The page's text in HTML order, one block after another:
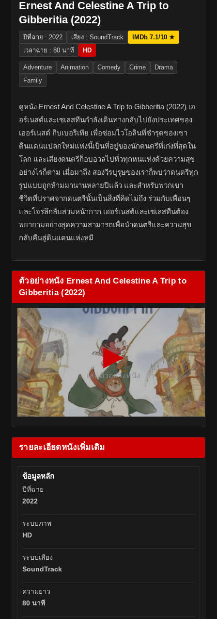
Ernest And Celestine A Trip to
Gibberitia (2022)
ปีที่ฉาย : 2022 เสียง : SoundTrack
IMDb 7.1/10 ★
เวลาฉาย : 80 นาที
HD
Adventure Animation Comedy Crime
Drama
Family
ดูหนัง Ernest And Celestine A Trip to Gibberitia (2022) เอ
อร์เนสต์และเซเลสทีนกำลังเดินทางกลับไปยังประเทศของ
เออร์เนสต์ กิบเบอริเทีย เพื่อซ่อมไวโอลินที่ชำรุดของเขา
ดินแดนแปลกใหม่แห่งนี้เป็นที่อยู่ของนักดนตรีที่เก่งที่สุดใน
โลก และเสียงดนตรีก็อบอวลไปทั่วทุกหนแห่งด้วยความสุข
อย่างไรก็ตาม เมื่อมาถึง สองวีรบุรุษของเราก็พบว่าดนตรีทุก
รูปแบบถูกห้ามมานานหลายปีแล้ว และสำหรับพวกเขา
ชีวิตที่ปราศจากดนตรีนั้นเป็นสิ่งที่คิดไม่ถึง ร่วมกับเพื่อนๆ
และโจรลึกลับสวมหน้ากาก เออร์เนสต์และเซเลสทีนต้อง
พยายามอย่างสุดความสามารถเพื่อนำดนตรีและความสุข
กลับคืนสู่ดินแดนแห่งหมี
ตัวอย่างหนัง Ernest And Celestine A Trip to
Gibberitia (2022)
▶
เล่นตัวอย่างหนัง
รายละเอียดหนังเพิ่มเติม
ข้อมูลหลัก
ปีที่ฉาย
2022
ระบบภาพ
HD
ระบบเสียง
SoundTrack
ความยาว
80 นาที